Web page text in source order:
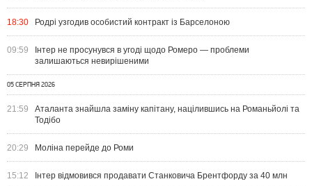
18:30 Родрі узгодив особистий контракт із Барселоною
09:59
Інтер не просунувся в угоді щодо Ромеро — проблеми
залишаються невирішеними
05 СЕРПНЯ 2026
21:59
Аталанта знайшла заміну капітану, націлившись на Романьйолі та
Тодібо
20:29 Моліна перейде до Роми
15:12 Інтер відмовився продавати Станковича Брентфорду за 40 млн